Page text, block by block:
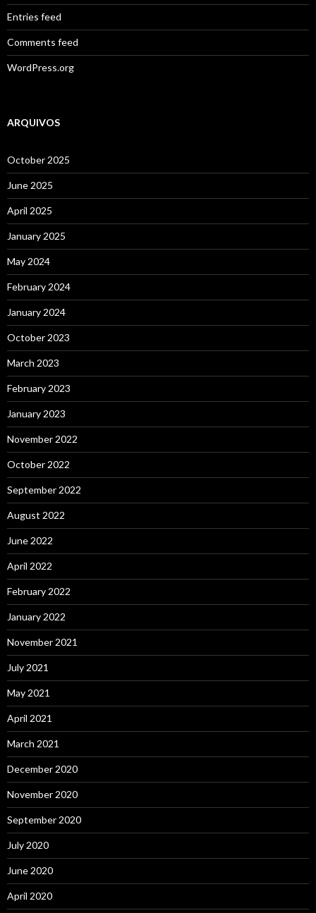
Entries feed
Comments feed
WordPress.org
ARQUIVOS
October 2025
June 2025
April 2025
January 2025
May 2024
February 2024
January 2024
October 2023
March 2023
February 2023
January 2023
November 2022
October 2022
September 2022
August 2022
June 2022
April 2022
February 2022
January 2022
November 2021
July 2021
May 2021
April 2021
March 2021
December 2020
November 2020
September 2020
July 2020
June 2020
April 2020